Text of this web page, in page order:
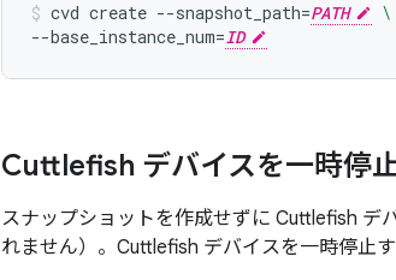
cvd create --snapshot_path=PATH
\
--base_instance_num=ID
Cuttlefish デバイスを一時停
スナップショットを作成せずに Cuttlefish デ
れません）。Cuttlefish デバイスを一時停止